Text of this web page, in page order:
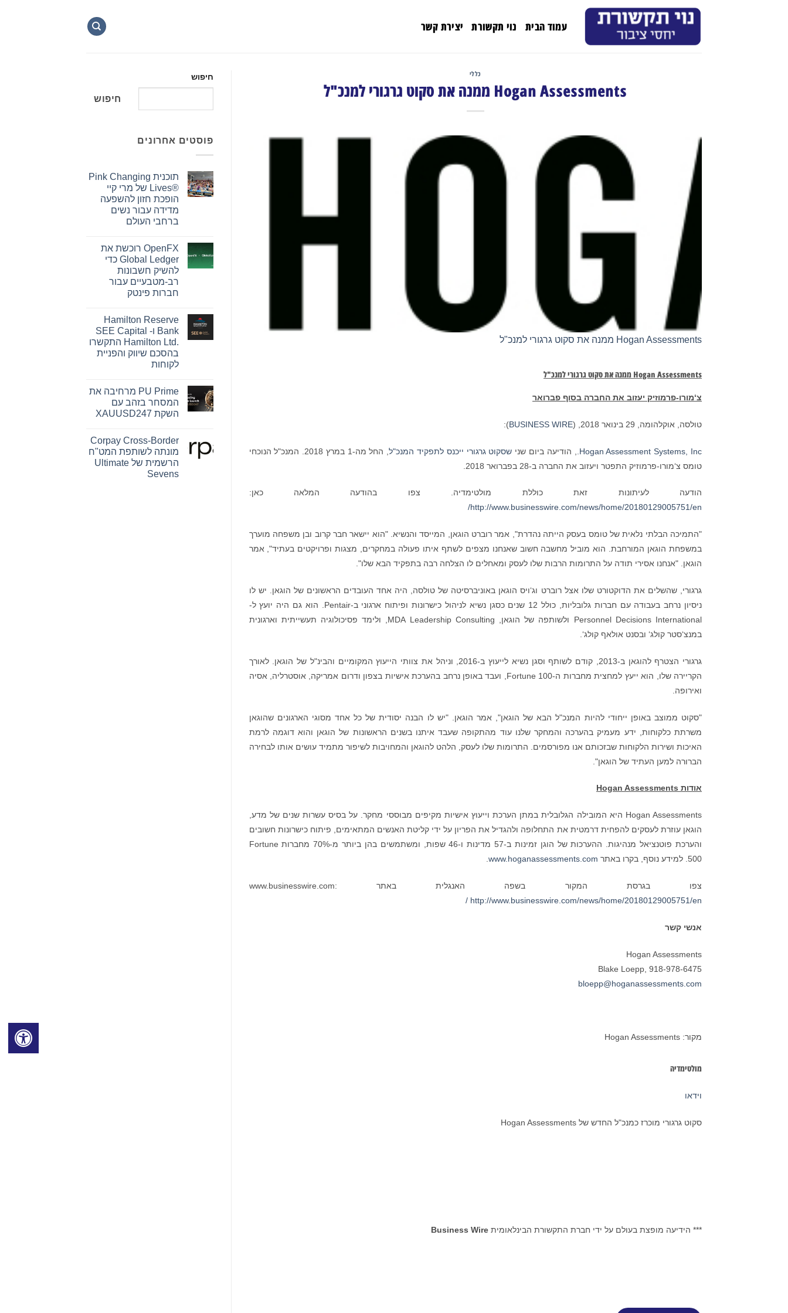
עמוד הבית נוי תקשורת יצירת קשר
כללי
Hogan Assessments ממנה את סקוט גרגורי למנכ"ל
Hogan Assessments ממנה את סקוט גרגורי למנכ"ל
Hogan Assessments ממנה את סקוט גרגורי למנכ"ל
צ‘מורו-פרמוזיק יעזוב את החברה בסוף פברואר
טולסה, אוקלהומה, 29 בינואר 2018, ( BUSINESS WIRE
):
Hogan Assessment Systems, Inc. , הודיעה ביום שני שסקוט גרגורי ייכנס לתפקיד המנכ"ל
, החל מה-1 במרץ 2018. המנכ"ל הנוכחי
טומס צ‘מורו-פרמוזיק התפטר ויעזוב את החברה ב-28 בפברואר 2018.
הודעה לעיתונות זאת כוללת מולטימדיה. צפו בהודעה המלאה כאן:
http://www.businesswire.com/news/home/20180129005751/en/
"התמיכה הבלתי נלאית של טומס בעסק הייתה נהדרת", אמר רוברט הוגאן, המייסד והנשיא. "הוא יישאר חבר קרוב ובן משפחה מוערך
במשפחת הוגאן המורחבת. הוא מוביל מחשבה חשוב שאנחנו מצפים לשתף איתו פעולה במחקרים, מצגות ופרויקטים בעתיד", אמר
הוגאן. "אנחנו אסירי תודה על התרומות הרבות שלו לעסק ומאחלים לו הצלחה רבה בתפקיד הבא שלו".
גרגורי, שהשלים את הדוקטורט שלו אצל רוברט וג‘ויס הוגאן באוניברסיטה של טולסה, היה אחד העובדים הראשונים של הוגאן. יש לו
ניסיון נרחב בעבודה עם חברות גלובליות, כולל 12 שנים כסגן נשיא לניהול כישרונות ופיתוח ארגוני ב-Pentair. הוא גם היה יועץ ל-
Personnel Decisions International ולשותפה של הוגאן, MDA Leadership Consulting, ולימד פסיכולוגיה תעשייתית וארגונית
במנצ‘סטר קולג‘ ובסנט אולאף קולג‘.
גרגורי הצטרף להוגאן ב-2013, קודם לשותף וסגן נשיא לייעוץ ב-2016, וניהל את צוותי הייעוץ המקומיים והבינ"ל של הוגאן. לאורך
הקריירה שלו, הוא ייעץ למחצית מחברות ה-Fortune 100, ועבד באופן נרחב בהערכת אישיות בצפון ודרום אמריקה, אוסטרליה, אסיה
ואירופה.
"סקוט ממוצב באופן ייחודי להיות המנכ"ל הבא של הוגאן", אמר הוגאן. "יש לו הבנה יסודית של כל אחד מסוגי הארגונים שהוגאן
משרתת כלקוחות, ידע מעמיק בהערכה והמחקר שלנו עוד מהתקופה שעבד איתנו בשנים הראשונות של הוגאן והוא דוגמה לרמת
האיכות ושירות הלקוחות שבזכותם אנו מפורסמים. התרומות שלו לעסק, הלהט להוגאן והמחויבות לשיפור מתמיד עושים אותו לבחירה
הברורה למען העתיד של הוגאן".
אודות Hogan Assessments
Hogan Assessments היא המובילה הגלובלית במתן הערכת וייעוץ אישיות מקיפים מבוססי מחקר. על בסיס עשרות שנים של מדע,
הוגאן עוזרת לעסקים להפחית דרמטית את התחלופה ולהגדיל את הפריון על ידי קליטת האנשים המתאימים, פיתוח כישרונות חשובים
והערכת פוטנציאל מנהיגות. ההערכות של הוגן זמינות ב-57 מדינות ו-46 שפות, ומשתמשים בהן ביותר מ-70% מחברות Fortune
500. למידע נוסף, בקרו באתר
www.hoganassessments.com
צפו בגרסת המקור בשפה האנגלית באתר www.businesswire.com:
http://www.businesswire.com/news/home/20180129005751/en/
אנשי קשר
Hogan Assessments
Blake Loepp, 918-978-6475
bloepp@hoganassessments.com
מקור: Hogan Assessments
מולטימדיה
וידאו
סקוט גרגורי מוכרז כמנכ"ל החדש של Hogan Assessments
*** הידיעה מופצת בעולם על ידי חברת התקשורת הבינלאומית Business Wire
חיפוש
חיפוש
פוסטים אחרונים
תוכנית Pink Changing
Lives®‎ של מרי קיי
הופכת חזון להשפעה
מדידה עבור נשים
ברחבי העולם
על
תוכנית
Pink
Changing
Lives®‎
של
מרי
חזון
להשפעה
מדידה
עבור
נשים
ברחבי
העולם
OpenFX רוכשת את
Global Ledger כדי
להשיק חשבונות
רב-מטבעיים עבור
חברות פינטק
על
OpenFX
רוכשת
את
Global
Ledger
כדי
רב-מטבעיים
עבור
חברות
פינטק
Hamilton Reserve
Bank ו- SEE Capital
Hamilton Ltd.‎ התקשרו
בהסכם שיווק והפניית
לקוחות
על
Hamilton
Reserve
Bank
Capital
Hamilton
Ltd.‎
התקשרו
בהסכם
שיווק
PU Prime מרחיבה את
המסחר בזהב עם
השקת XAUUSD247
על
PU
Prime
מרחיבה
את
המסחר
Corpay Cross-Border
מונתה לשותפת המט"ח
הרשמית של Ultimate
Sevens